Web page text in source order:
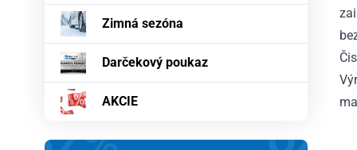
Zimná sezóna
Darčekový poukaz
AKCIE